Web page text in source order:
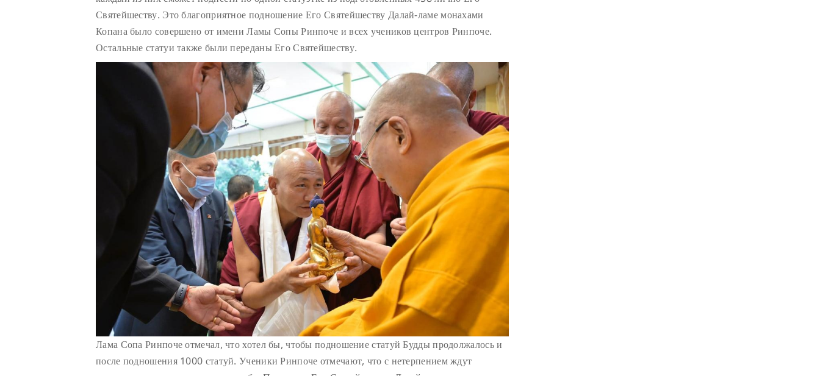
Святейшеству. Это благоприятное подношение Его Святейшеству Далай-ламе монахами
Копана было совершено от имени Ламы Сопы Ринпоче и всех учеников центров Ринпоче.
Остальные статуи также были переданы Его Святейшеству.
Лама Сопа Ринпоче отмечал, что хотел бы, чтобы подношение статуй Будды продолжалось и
после подношения 1000 статуй. Ученики Ринпоче отмечают, что с нетерпением ждут